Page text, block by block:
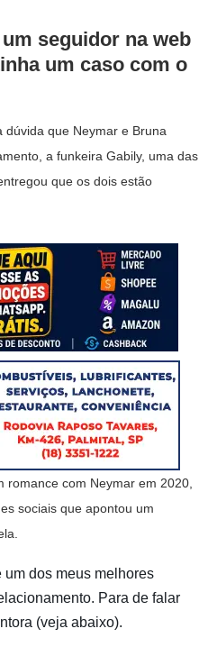
seguidor na web
um caso com o
dúvida que Neymar e Bruna
a funkeira Gabily, uma das
que os dois estão
romance com Neymar em 2020,
sociais que apontou um
um dos meus melhores
Para de falar
(veja abaixo).